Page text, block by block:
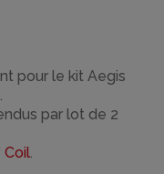
pour le kit Aegis
par lot de 2
Coil.